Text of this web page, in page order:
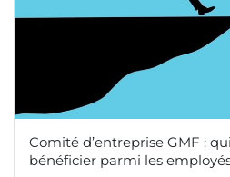
Comité d’entreprise GMF :
bénéficier parmi les